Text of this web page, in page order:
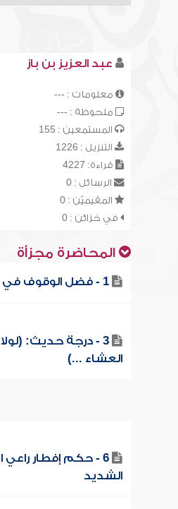
عبد العزيز بن باز
معلومات : ---
ملحوظة : ---
المستمعين : 155
التنزيل : 1226
قراءة: 4227
الرسائل : 0
المقيميّن : 0
في خزائن : 0
المحاضرة مجزأة
1 - فضل الوقوف في في عرفة يوم الجمعة
3 - درجة حديث:
العشاء ...)
6 - حكم إفطار راعي
الشديد